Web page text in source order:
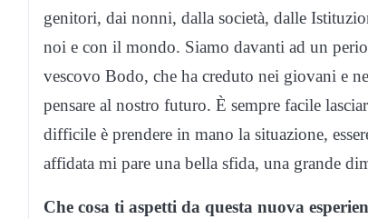
genitori, dai nonni, dalla società, dalle
noi e con il mondo. Siamo davanti ad un
vescovo Bodo, che ha creduto nei giovani e
pensare al nostro futuro. È sempre facile
difficile è prendere in mano la situazione,
affidata mi pare una bella sfida, una grande
Che cosa ti aspetti da questa nuova